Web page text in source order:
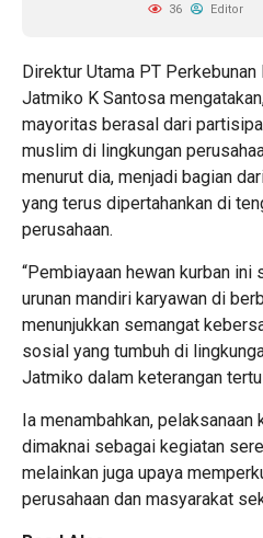
36 Editor
Direktur Utama PT
Jatmiko K Santosa
mayoritas berasal dari
muslim di lingkungan
menurut dia, menjadi bagian
yang terus dipertahankan di
perusahaan.
“Pembiayaan hewan kurban
urunan mandiri karyawan di
menunjukkan semangat
sosial yang tumbuh di
Jatmiko dalam keterangan
Ia menambahkan, pelaksanaan
dimaknai sebagai kegiatan
melainkan juga upaya
perusahaan dan masyarakat